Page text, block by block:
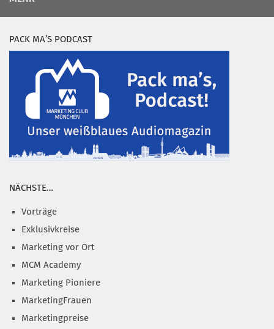
PACK MA’S PODCAST
NÄCHSTE…
Vorträge
Exklusivkreise
Marketing vor Ort
MCM Academy
Marketing Pioniere
MarketingFrauen
Marketingpreise